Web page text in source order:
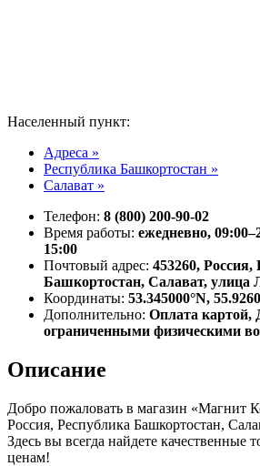
Населенный пункт:
Адреса »
Республика Башкортостан »
Салават »
Телефон: 8 (800) 200-90-02
Время работы: ежедневно,
15:00
Почтовый адрес: 453260, Россия,
Башкортостан, Салават, улица
Координаты: 53.345000°N,
Дополнительно: Оплата картой,
ограниченными физическими
Описание
Добро пожаловать в магазин «Магнит
Россия, Республика Башкортостан,
Здесь вы всегда найдете качественные
ценам!